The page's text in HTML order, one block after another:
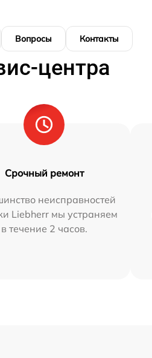
Вопросы Контакты
центра
Срочный ремонт
неисправностей
Liebherr мы устраняем
в течение 2 часов.